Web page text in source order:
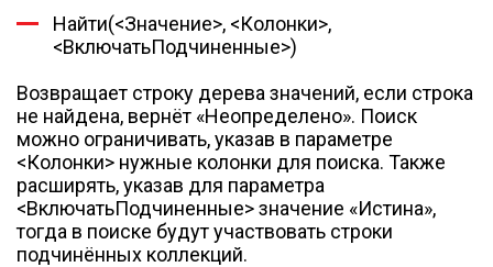
Найти(<Значение>, <Колонки>,
<ВключатьПодчиненные>)
Возвращает строку дерева значений, если строка
не найдена, вернёт «Неопределено». Поиск
можно ограничивать, указав в параметре
<Колонки> нужные колонки для поиска. Также
расширять, указав для параметра
<ВключатьПодчиненные> значение «Истина»,
тогда в поиске будут участвовать строки
подчинённых коллекций.